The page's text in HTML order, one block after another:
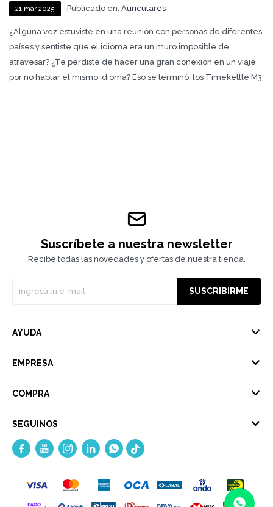
21 mar 2025 Publicado en: Auriculares
¿Alguna vez estuviste en una reunión con personas de diferentes
países y sentiste que el idioma era un muro imposible de
atravesar? ¿Te perdiste de hacer una gran conexión en un viaje
por no hablar el mismo idioma? Eso se terminó: los Timekettle M3
Suscríbete a nuestra newsletter
Recibe todas las novedades y ofertas de nuestra tienda.
SUSCRIBIRME
AYUDA
EMPRESA
COMPRA
SEGUINOS
    